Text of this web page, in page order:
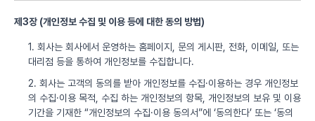
제3장 (개인정보 수집 및 이용 등에 대한 동의 방법)
1. 회사는 회사에서 운영하는 홈페이지, 문의 게시판, 전화, 이메일, 또는
대리점 등을 통하여 개인정보를 수집합니다.
2. 회사는 고객의 동의를 받아 개인정보를 수집·이용하는 경우 개인정보
의 수집·이용 목적, 수집 하는 개인정보의 항목, 개인정보의 보유 및 이용
기간을 기재한 “개인정보의 수집·이용 동의서”에 ‘동의한다’ 또는 ‘동의